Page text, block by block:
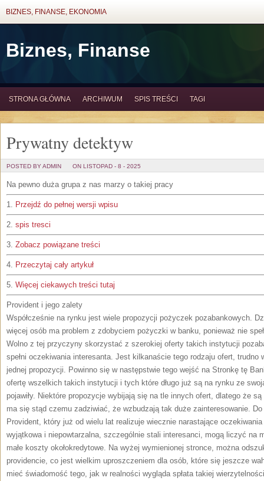
BIZNES, FINANSE, EKONOMIA
Biznes, Finanse
STRONA GŁÓWNA ARCHIWUM SPIS TREŚCI TAGI
Prywatny detektyw
POSTED BY ADMIN ON LISTOPAD - 8 - 2025
Na pewno duża grupa z nas marzy o takiej pracy
1. Przejdź do pełnej wersji wpisu
2. spis tresci
3. Zobacz powiązane treści
4. Przeczytaj cały artykuł
5. Więcej ciekawych treści tutaj
Provident i jego zalety
Współcześnie na rynku jest wiele propozycji pożyczek pozabankowych.
więcej osób ma problem z zdobyciem pożyczki w banku, ponieważ nie
Wolno z tej przyczyny skorzystać z szerokiej oferty takich instytucji
spełni oczekiwania interesanta. Jest kilkanaście tego rodzaju ofert,
jednej propozycji. Powinno się w następstwie tego wejść na Stronkę tę
ofertę wszelkich takich instytucji i tych które długo już są na rynku ze
pojawiły. Niektóre propozycje wybijają się na tle innych ofert, dlatego że
ma się stąd czemu zadziwiać, że wzbudzają tak duże zainteresowanie.
Provident, który już od wielu lat realizuje wiecznie narastające
wyjątkowa i niepowtarzalna, szczególnie stali interesanci, mogą liczyć na
małe koszty okołokredytowe. Na wyżej wymienionej stronce, można
providencie, co jest wielkim uproszczeniem dla osób, które się jeszcze
mieć świadomość tego, jak w realności wygląda spłata takiej